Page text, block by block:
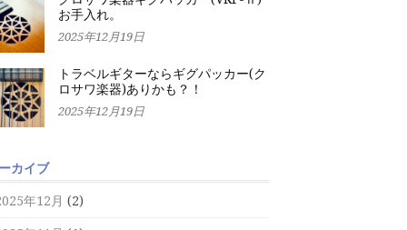
お手入れ。
2025年12月19日
トラベルギターならギグパッカー(ク
ロサワ楽器)ありかも？！
2025年12月19日
カイブ
年12月 (2)